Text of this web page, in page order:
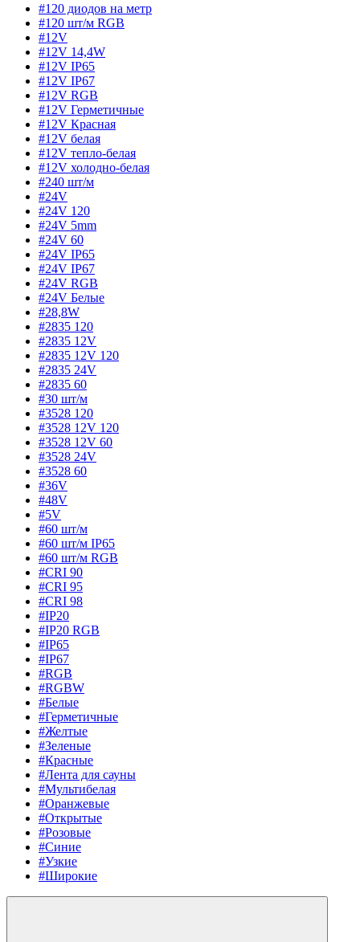
#120 диодов на метр
#120 шт/м RGB
#12V
#12V 14,4W
#12V IP65
#12V IP67
#12V RGB
#12V Герметичные
#12V Красная
#12V белая
#12V тепло-белая
#12V холодно-белая
#240 шт/м
#24V
#24V 120
#24V 5mm
#24V 60
#24V IP65
#24V IP67
#24V RGB
#24V Белые
#28,8W
#2835 120
#2835 12V
#2835 12V 120
#2835 24V
#2835 60
#30 шт/м
#3528 120
#3528 12V 120
#3528 12V 60
#3528 24V
#3528 60
#36V
#48V
#5V
#60 шт/м
#60 шт/м IP65
#60 шт/м RGB
#CRI 90
#CRI 95
#CRI 98
#IP20
#IP20 RGB
#IP65
#IP67
#RGB
#RGBW
#Белые
#Герметичные
#Желтые
#Зеленые
#Красные
#Лента для сауны
#Мультибелая
#Оранжевые
#Открытые
#Розовые
#Синие
#Узкие
#Широкие